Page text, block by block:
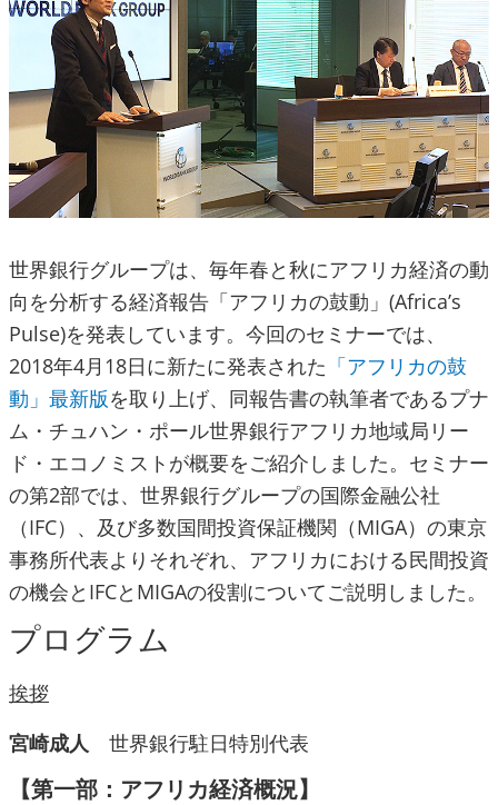
世界銀行グループは、毎年春と秋にアフリカ経済の動
向を分析する経済報告「アフリカの鼓動」(Africa’s
Pulse)を発表しています。今回のセミナーでは、
2018年4月18日に新たに発表された 「アフリカの鼓
動」最新版を取り上げ、同報告書の執筆者であるプナ
ム・チュハン・ポール世界銀行アフリカ地域局リー
ド・エコノミストが概要をご紹介しました。セミナー
の第2部では、世界銀行グループの国際金融公社
（IFC）、及び多数国間投資保証機関（MIGA）の東京
事務所代表よりそれぞれ、アフリカにおける民間投資
の機会とIFCとMIGAの役割についてご説明しました。
プログラム
挨拶
宮崎成人 世界銀行駐日特別代表
【第一部：アフリカ経済概況】